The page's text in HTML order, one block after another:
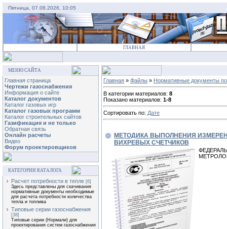
Пятница, 07.08.2026, 10:05
ГЛАВНАЯ
МЕНЮ САЙТА
Главная страница
Чертежи газоснабжения
Информация о сайте
Каталог документов
Каталог газовых игр
Каталог газовых программ
Каталог строительных сайтов
Газификация и не только
Обратная связь
Онлайн расчеты
Видео
Форум проектировщиков
КАТЕГОРИИ КАТАЛОГА
Расчет потребности в тепле [6]
Здесь представлены для скачивания
нормативные документы необходимые
для расчета потребности количества
тепла и топлива
Типовые серии газоснабжения
[38]
Типовые серии (Нормали) для
проектирования систем газоснабжения
Главная » Файлы » Нормативные документы по
В категории материалов: 8
Показано материалов: 1-8
Сортировать по: Дате
МЕТОДИКА ВЫПОЛНЕНИЯ
ВИХРЕВЫХ СЧЕТЧИКОВ